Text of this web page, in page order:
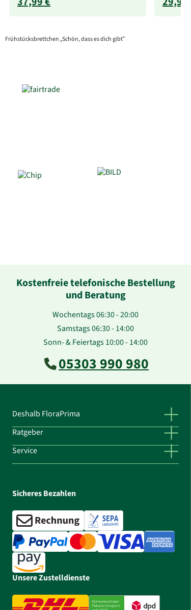
Frühstücksbrettchen „Schön, dass es dich gibt“
Kostenfreie telefonische Bestellung
und Beratung
Wochentags 06:30 - 20:00
Samstags 06:30 - 14:00
Sonn- & Feiertags 10:00 - 14:00
05303 990 980
Deshalb FloraPrima
Ratgeber
Service
Sicheres Bezahlen
Unsere Zustelldienste